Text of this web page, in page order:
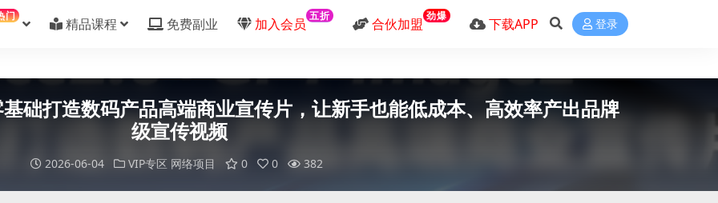
门 精品课程 免费副业 加入会员 五折 合伙加盟 劲爆 下载APP 登录
础打造数码产品高端商业宣传片，让新手也能低成本、高效率产出品牌
级宣传视频
2026-06-04 VIP专区 网络项目 0 0 382